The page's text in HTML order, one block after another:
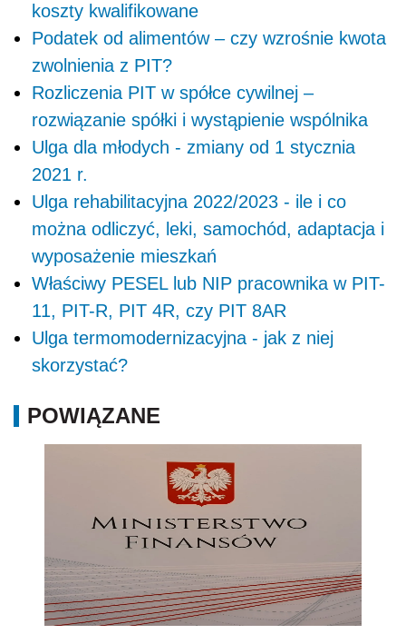
koszty kwalifikowane
Podatek od alimentów – czy wzrośnie kwota
zwolnienia z PIT?
Rozliczenia PIT w spółce cywilnej –
rozwiązanie spółki i wystąpienie wspólnika
Ulga dla młodych - zmiany od 1 stycznia
2021 r.
Ulga rehabilitacyjna 2022/2023 - ile i co
można odliczyć, leki, samochód, adaptacja i
wyposażenie mieszkań
Właściwy PESEL lub NIP pracownika w PIT-
11, PIT-R, PIT 4R, czy PIT 8AR
Ulga termomodernizacyjna - jak z niej
skorzystać?
POWIĄZANE